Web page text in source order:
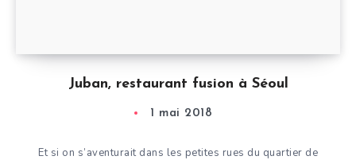
Juban, restaurant fusion à Séoul
1 mai 2018
Et si on s’aventurait dans les petites rues du quartier de